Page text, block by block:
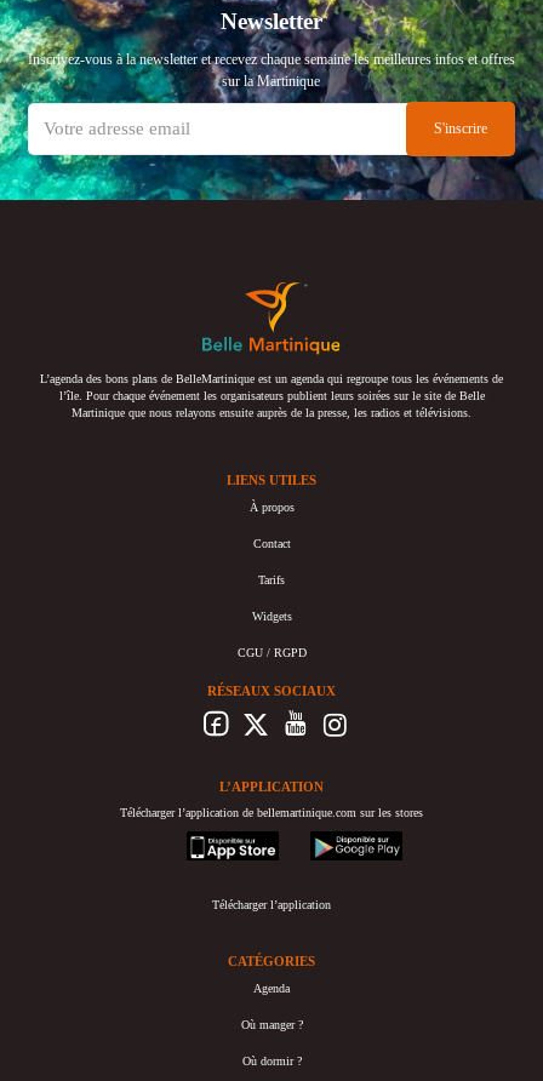
Newsletter
Inscrivez-vous à la newsletter et recevez chaque semaine les meilleures infos et offres
sur la Martinique
L’agenda des bons plans de BelleMartinique est un agenda qui regroupe tous les événements de
l’île. Pour chaque événement les organisateurs publient leurs soirées sur le site de Belle
Martinique que nous relayons ensuite auprès de la presse, les radios et télévisions.
LIENS UTILES
À propos
Contact
Tarifs
Widgets
CGU / RGPD
RÉSEAUX SOCIAUX
L’APPLICATION
Télécharger l’application de bellemartinique.com sur les stores
appstore
googleplay
Télécharger l’application
CATÉGORIES
Agenda
Où manger ?
Où dormir ?